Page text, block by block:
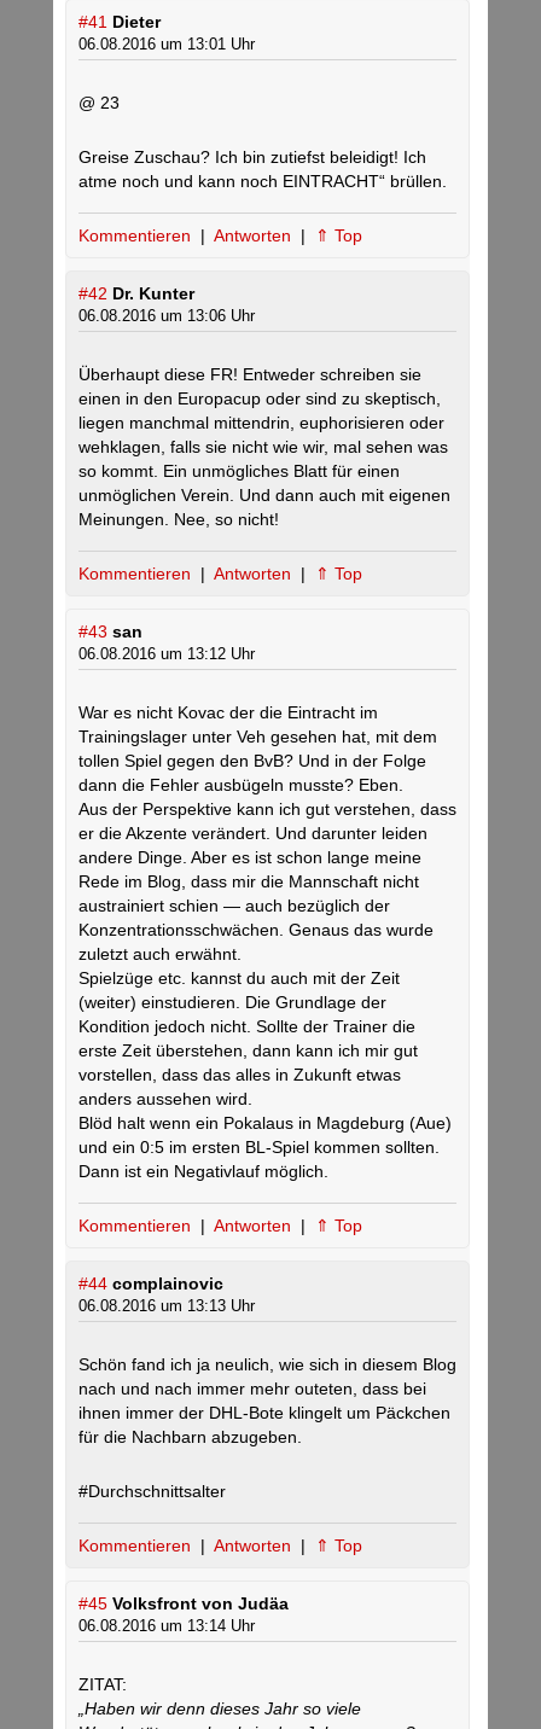
#41 Dieter
06.08.2016 um 13:01 Uhr
@ 23
Greise Zuschau? Ich bin zutiefst beleidigt! Ich
atme noch und kann noch EINTRACHT“ brüllen.
Kommentieren | Antworten | ⇑ Top
#42 Dr. Kunter
06.08.2016 um 13:06 Uhr
Überhaupt diese FR! Entweder schreiben sie
einen in den Europacup oder sind zu skeptisch,
liegen manchmal mittendrin, euphorisieren oder
wehklagen, falls sie nicht wie wir, mal sehen was
so kommt. Ein unmögliches Blatt für einen
unmöglichen Verein. Und dann auch mit eigenen
Meinungen. Nee, so nicht!
Kommentieren | Antworten | ⇑ Top
#43 san
06.08.2016 um 13:12 Uhr
War es nicht Kovac der die Eintracht im
Trainingslager unter Veh gesehen hat, mit dem
tollen Spiel gegen den BvB? Und in der Folge
dann die Fehler ausbügeln musste? Eben.
Aus der Perspektive kann ich gut verstehen, dass
er die Akzente verändert. Und darunter leiden
andere Dinge. Aber es ist schon lange meine
Rede im Blog, dass mir die Mannschaft nicht
austrainiert schien — auch bezüglich der
Konzentrationsschwächen. Genaus das wurde
zuletzt auch erwähnt.
Spielzüge etc. kannst du auch mit der Zeit
(weiter) einstudieren. Die Grundlage der
Kondition jedoch nicht. Sollte der Trainer die
erste Zeit überstehen, dann kann ich mir gut
vorstellen, dass das alles in Zukunft etwas
anders aussehen wird.
Blöd halt wenn ein Pokalaus in Magdeburg (Aue)
und ein 0:5 im ersten BL-Spiel kommen sollten.
Dann ist ein Negativlauf möglich.
Kommentieren | Antworten | ⇑ Top
#44 complainovic
06.08.2016 um 13:13 Uhr
Schön fand ich ja neulich, wie sich in diesem Blog
nach und nach immer mehr outeten, dass bei
ihnen immer der DHL-Bote klingelt um Päckchen
für die Nachbarn abzugeben.
#Durchschnittsalter
Kommentieren | Antworten | ⇑ Top
#45 Volksfront von Judäa
06.08.2016 um 13:14 Uhr
ZITAT:
„Haben wir denn dieses Jahr so viele